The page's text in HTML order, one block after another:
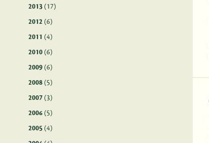
2013 (17)
2012 (6)
2011 (4)
2010 (6)
2009 (6)
2008 (5)
2007 (3)
2006 (5)
2005 (4)